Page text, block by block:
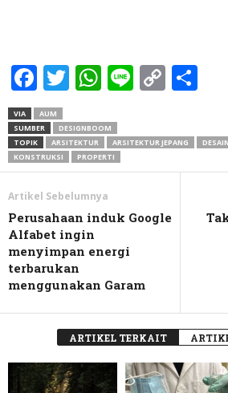
Facebook
Twitter
WhatsApp
LineCopy
VIA
AUM
SUMBER
DESIGNBOOM
TOPIK
ARSITEKTUR ARSITEKTUR JEPANG DESAIN
KONSTRUKSI
PROPERTI
Artikel Sebelumnya
Perusahaan induk Google
Alfabet ingin
menyimpan energi
terbarukan
menggunakan Garam
ARTIKEL TERKAIT